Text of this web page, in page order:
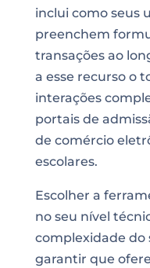
inclui como seus
preenchem
transações ao
a esse recurso o
interações
portais de
de comércio
escolares.
Escolher a
no seu nível
complexidade do
garantir que